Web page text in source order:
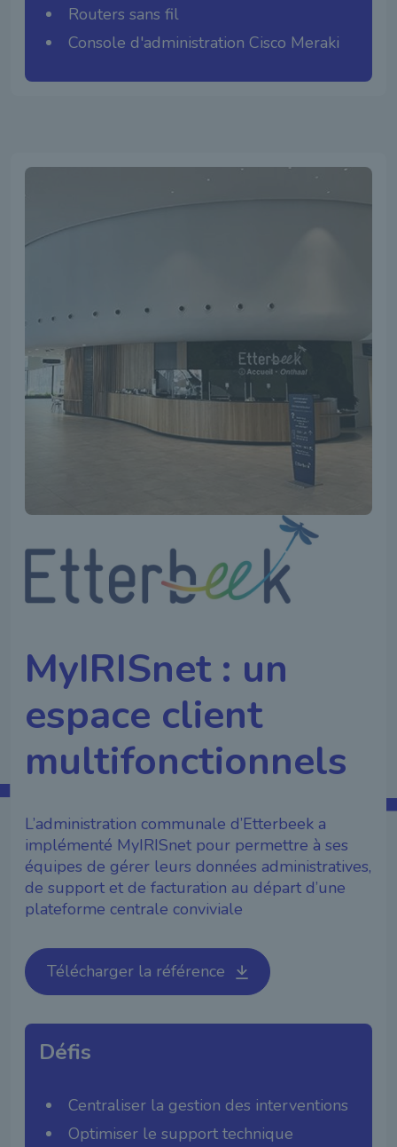
Routers sans fil
Console d'administration Cisco Meraki
MyIRISnet : un
espace client
multifonctionnels
L’administration communale d’Etterbeek a
implémenté MyIRISnet pour permettre à ses
équipes de gérer leurs données administratives,
de support et de facturation au départ d’une
plateforme centrale conviviale
Télécharger la référence
Défis
Centraliser la gestion des interventions
Optimiser le support technique